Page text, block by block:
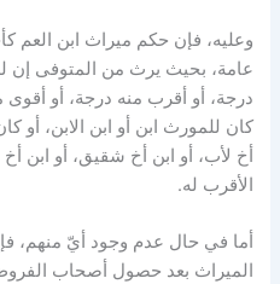
وعليه، فإن حكم ميراث ابن العم
عامة، بحيث يرث من المتوفى إن
درجة، أو أقرب منه درجة، أو أقوى
كان للمورث ابن أو ابن الابن، أو
أخ لأب، أو ابن أخ شقيق، أو ابن
الأقرب له.
أما في حال عدم وجود أيّ منهم،
الميراث بعد حصول أصحاب